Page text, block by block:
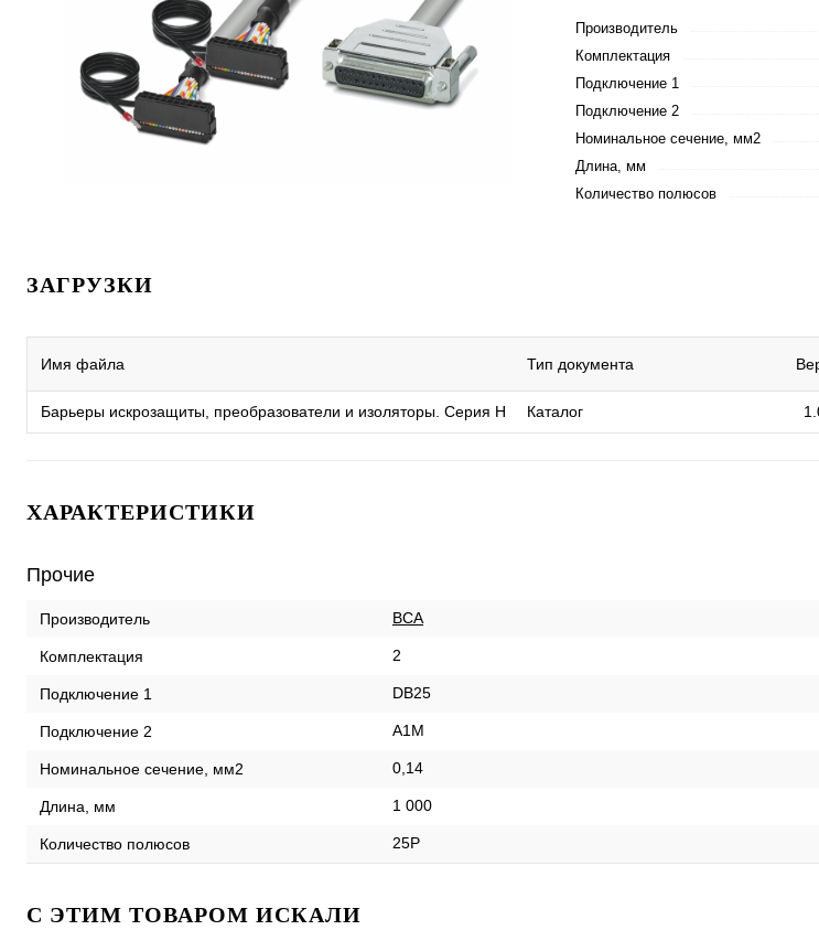
Производитель
Комплектация
Подключение 1
Подключение 2
Номинальное сечение, мм2
Длина, мм
Количество полюсов
ЗАГРУЗКИ
Имя файла Тип документа
Барьеры искрозащиты, преобразователи и изоляторы. Серия H Каталог
ХАРАКТЕРИСТИКИ
Прочие
Производитель ВСА
Комплектация 2
Подключение 1 DB25
Подключение 2 A1M
Номинальное сечение, мм2 0,14
Длина, мм 1 000
Количество полюсов 25P
C ЭТИМ ТОВАРОМ ИСКАЛИ